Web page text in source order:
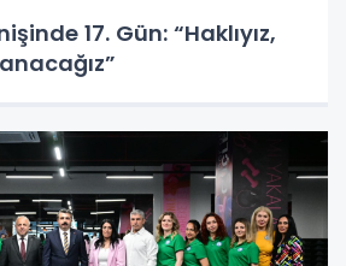
17. Gün: “Haklıyız,